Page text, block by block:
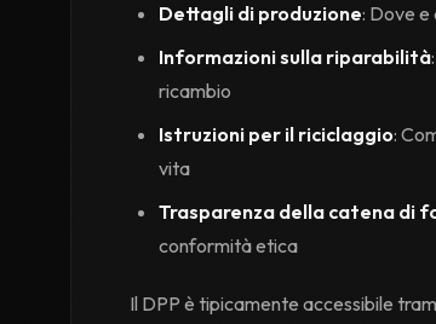
Dettagli di produzione: Dove
Informazioni sulla riparabilità
ricambio
Istruzioni per il riciclaggio:
vita
Trasparenza della catena di
conformità etica
Il DPP è tipicamente accessibile